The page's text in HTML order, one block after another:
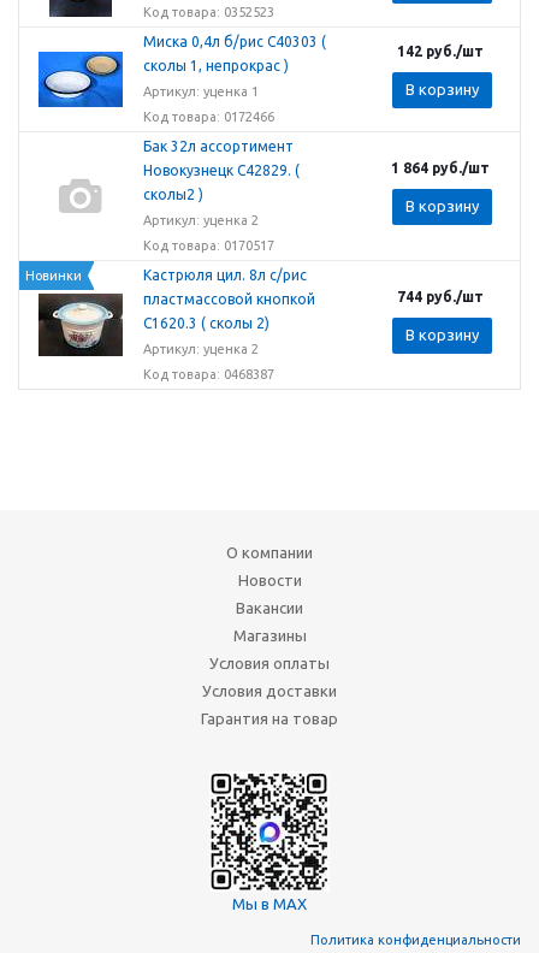
Код товара: 0352523
Миска 0,4л б/рис С40303 (
сколы 1, непрокрас )
Артикул: уценка 1
Код товара: 0172466
142 руб./шт
В корзину
Бак 32л ассортимент
Новокузнецк С42829. (
сколы2 )
Артикул: уценка 2
Код товара: 0170517
1 864 руб./шт
В корзину
Новинки
Кастрюля цил. 8л с/рис
пластмассовой кнопкой
С1620.3 ( сколы 2)
Артикул: уценка 2
Код товара: 0468387
744 руб./шт
В корзину
О компании
Новости
Вакансии
Магазины
Условия оплаты
Условия доставки
Гарантия на товар
Мы в MAX
Политика конфиденциальности